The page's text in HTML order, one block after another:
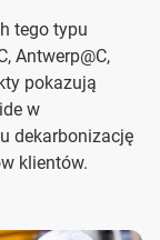
tego typu
Antwerp@C,
pokazują
w
dekarbonizację
klientów.